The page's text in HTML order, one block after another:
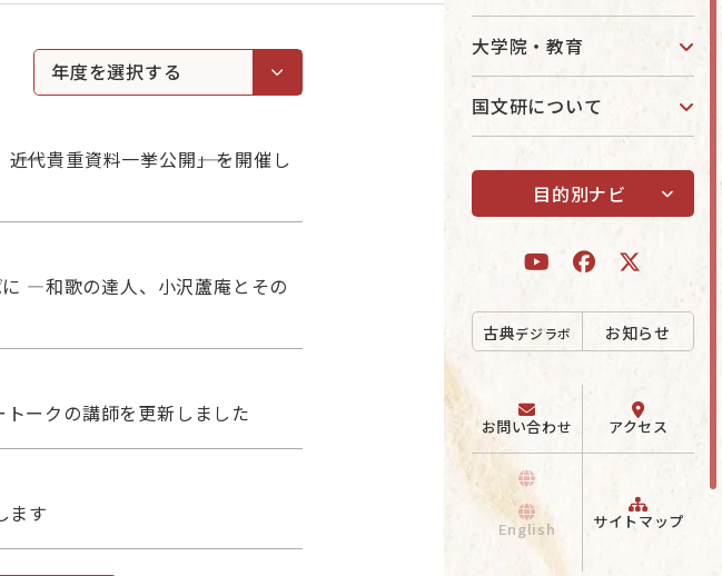
大学院・教育
国文研について
お問い合わせ アクセス
English サイトマップ
目的別ナビ
古典デジラボ お知らせ
当サイトについて
古典xデジタル探求ラボ
図書館を利用したい
データベースを利用したい
国文研で学びたい
年度を選択する
代貴重資料一挙公開――」を開催し
―和歌の達人、小沢蘆庵とその
ークの講師を更新しました
ます